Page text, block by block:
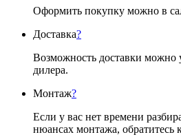
Оформить покупку можно в
Доставка?
Возможность доставки можно
дилера.
Монтаж?
Если у вас нет времени
нюансах монтажа, обратитесь